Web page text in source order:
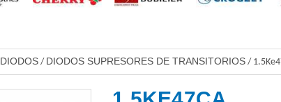
DIODOS / DIODOS SUPRESORES DE TRANSITORIOS /